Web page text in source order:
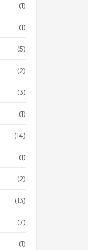
(1)
(1)
(5)
(2)
(3)
(1)
(14)
(1)
(2)
(13)
(7)
(1)